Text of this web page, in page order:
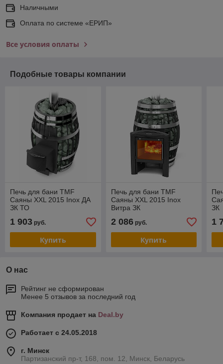
Наличными
Оплата по системе «ЕРИП»
Все условия оплаты
Подобные товары компании
Печь для бани TMF
Саяны XXL 2015 Inox ДА
ЗК ТО
1 903 руб.
Купить
Печь для бани TMF
Саяны XXL 2015 Inox
Витра ЗК
2 086руб.
Купить
ЗК
1
О нас
Рейтинг не сформирован
Менее 5 отзывов за последний год
Компания продает на Deal.by
Работает с 24.05.2018
г. Минск
Партизанский пр-т, 168, пом. 12, Минск, Беларусь